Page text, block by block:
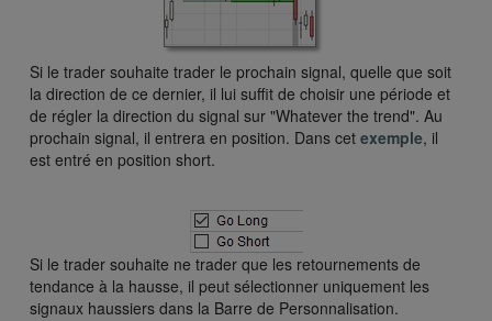
Si le trader souhaite trader le prochain signal, quelle que soit
la direction de ce dernier, il lui suffit de choisir une période et
de régler la direction du signal sur "Whatever the trend". Au
prochain signal, il entrera en position. Dans cet exemple, il
est entré en position short.
Si le trader souhaite ne trader que les retournements de
tendance à la hausse, il peut sélectionner uniquement les
signaux haussiers dans la Barre de Personnalisation.